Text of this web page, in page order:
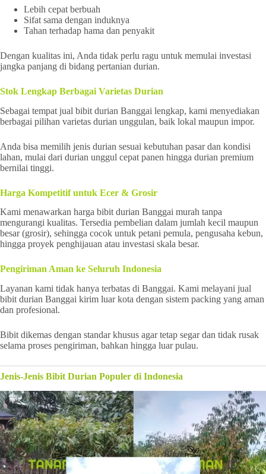
Lebih cepat berbuah
Sifat sama dengan induknya
Tahan terhadap hama dan penyakit
Dengan kualitas ini, Anda tidak perlu ragu untuk memulai investasi
jangka panjang di bidang pertanian durian.
Stok Lengkap Berbagai Varietas Durian
Sebagai tempat jual bibit durian Banggai lengkap, kami menyediakan
berbagai pilihan varietas durian unggulan, baik lokal maupun impor.
Anda bisa memilih jenis durian sesuai kebutuhan pasar dan kondisi
lahan, mulai dari durian unggul cepat panen hingga durian premium
bernilai tinggi.
Harga Kompetitif untuk Ecer & Grosir
Kami menawarkan harga bibit durian Banggai murah tanpa
mengurangi kualitas. Tersedia pembelian dalam jumlah kecil maupun
besar (grosir), sehingga cocok untuk petani pemula, pengusaha kebun,
hingga proyek penghijauan atau investasi skala besar.
Pengiriman Aman ke Seluruh Indonesia
Layanan kami tidak hanya terbatas di Banggai. Kami melayani jual
bibit durian Banggai kirim luar kota dengan sistem packing yang aman
dan profesional.
Bibit dikemas dengan standar khusus agar tetap segar dan tidak rusak
selama proses pengiriman, bahkan hingga luar pulau.
Jenis-Jenis Bibit Durian Populer di Indonesia